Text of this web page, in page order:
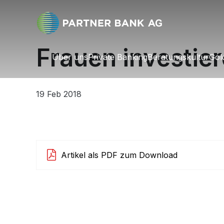
Über unsPrivate BankingBeratungskultur
Über unsPrivate BankingBeratungskultur
Frauen
19 Feb 2018
Artikel als PDF zum Download